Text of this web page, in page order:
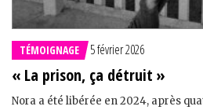
TÉMOIGNAGE 5 février 2026
« La prison, ça détruit »
Nora a été libérée en 2024, après